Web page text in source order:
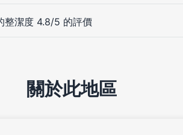
整潔度 4.8/5 的評價
關於此地區